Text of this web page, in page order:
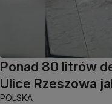
Ponad 80 litrów
Ulice Rzeszowa
POLSKA